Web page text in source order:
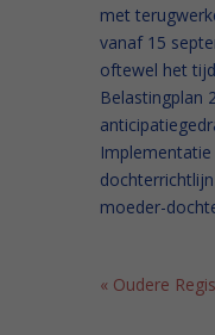
met
vanaf 15
oftewel het
Belastingplan
moeder-
« Oudere